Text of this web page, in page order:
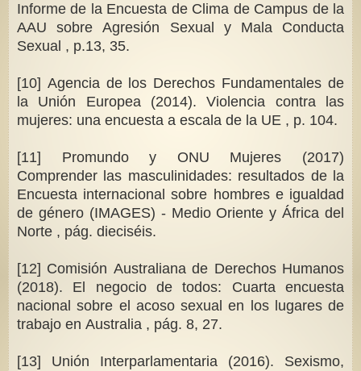
Informe de la Encuesta de Clima de Campus de la
AAU sobre Agresión Sexual y Mala Conducta
Sexual , p.13, 35.
[10] Agencia de los Derechos Fundamentales de
la Unión Europea (2014). Violencia contra las
mujeres: una encuesta a escala de la UE , p. 104.
[11] Promundo y ONU Mujeres (2017)
Comprender las masculinidades: resultados de la
Encuesta internacional sobre hombres e igualdad
de género (IMAGES) - Medio Oriente y África del
Norte , pág. dieciséis.
[12] Comisión Australiana de Derechos Humanos
(2018). El negocio de todos: Cuarta encuesta
nacional sobre el acoso sexual en los lugares de
trabajo en Australia , pág. 8, 27.
[13] Unión Interparlamentaria (2016). Sexismo,